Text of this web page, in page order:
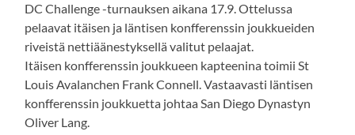
DC Challenge -turnauksen aikana 17.9. Ottelussa
pelaavat itäisen ja läntisen konfferenssin joukkueiden
riveistä nettiäänestyksellä valitut pelaajat.
Itäisen konfferenssin joukkueen kapteenina toimii St
Louis Avalanchen Frank Connell. Vastaavasti läntisen
konfferenssin joukkuetta johtaa San Diego Dynastyn
Oliver Lang.